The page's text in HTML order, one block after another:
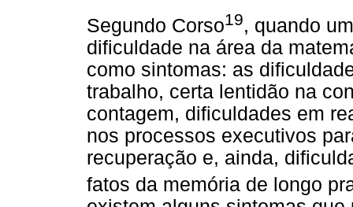
Segundo Corso19, quando
dificuldade na área da
como sintomas: as
trabalho, certa lentidão na
contagem, dificuldades em
nos processos executivos
recuperação e, ainda,
fatos da memória de longo